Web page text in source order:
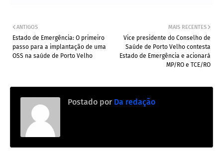
MAIS RECENTES
Vice presidente do Conselho de
Saúde de Porto Velho contesta
Estado de Emergência e acionará
MP/RO e TCE/RO
ANTIGOS
Estado de Emergência: O primeiro
passo para a implantação de uma
OSS na saúde de Porto Velho
Postado por Da redação